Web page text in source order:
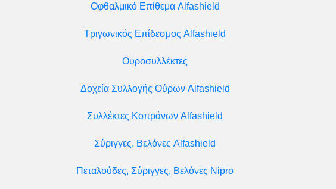
Οφθαλμικό Eπίθεμα Alfashield
Τριγωνικός Επίδεσμος Alfashield
Ουροσυλλέκτες
Δοχεία Συλλογής Ούρων Alfashield
Συλλέκτες Κοπράνων Alfashield
Σύριγγες, Βελόνες Alfashield
Πεταλούδες, Σύριγγες, Βελόνες Nipro